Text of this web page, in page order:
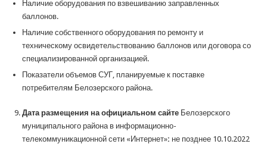
Наличие оборудования по взвешиванию заправленных
баллонов.
Наличие собственного оборудования по ремонту и
техническому освидетельствованию баллонов или договора со
специализированной организацией.
Показатели объемов СУГ, планируемые к поставке
потребителям Белозерского района.
Дата размещения на официальном сайте Белозерского
муниципального района в информационно-
телекоммуникационной сети «Интернет»: не позднее 10.10.2022